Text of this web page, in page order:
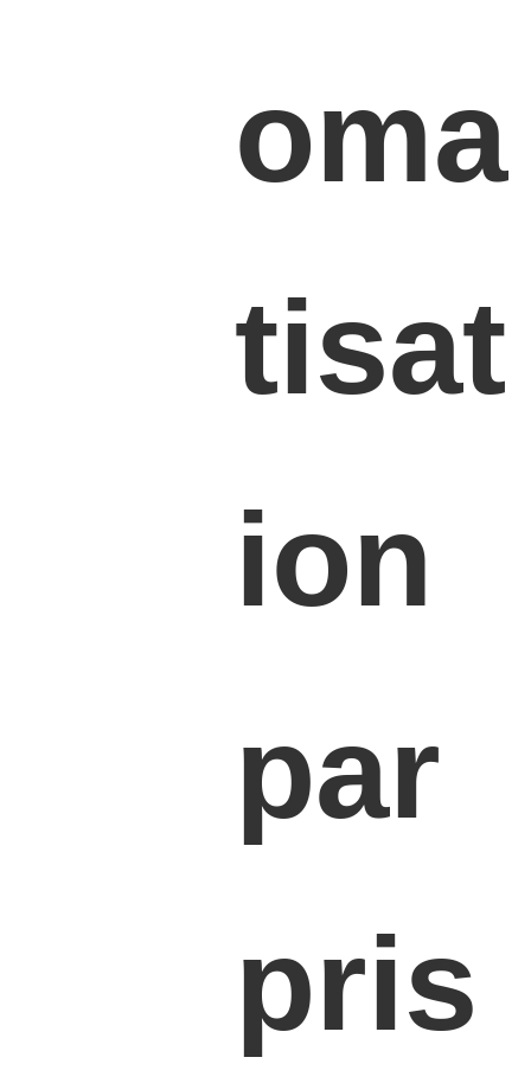
oma
tisat
ion
par
pris